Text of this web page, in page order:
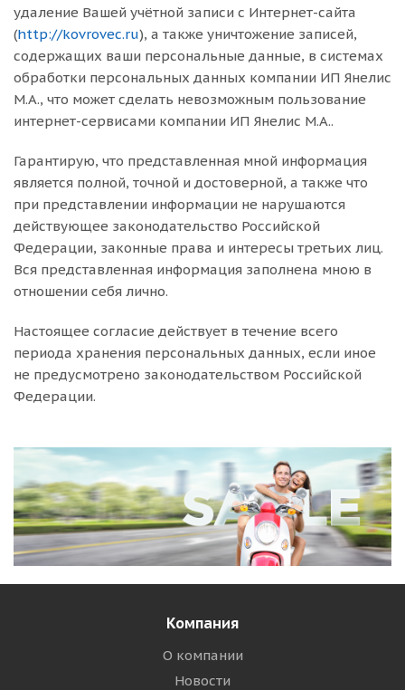
удаление Вашей учётной записи с Интернет-сайта
(http://kovrovec.ru), а также уничтожение записей,
содержащих ваши персональные данные, в системах
обработки персональных данных компании ИП Янелис
М.А., что может сделать невозможным пользование
интернет-сервисами компании ИП Янелис М.А..
Гарантирую, что представленная мной информация
является полной, точной и достоверной, а также что
при представлении информации не нарушаются
действующее законодательство Российской
Федерации, законные права и интересы третьих лиц.
Вся представленная информация заполнена мною в
отношении себя лично.
Настоящее согласие действует в течение всего
периода хранения персональных данных, если иное
не предусмотрено законодательством Российской
Федерации.
Компания
О компании
Новости